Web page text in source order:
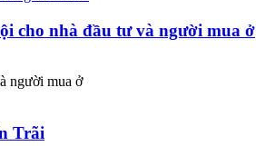
cho nhà đầu tư và người mua ở
người mua ở
Trãi